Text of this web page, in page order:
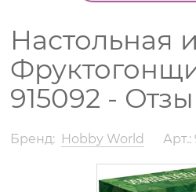
Настольная
915092 -
Бренд: Hobby World Арт.: